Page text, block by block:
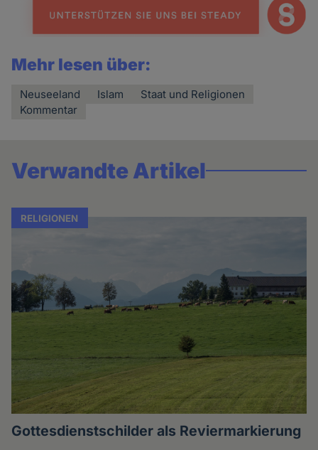
Mehr lesen über:
Neuseeland Islam
Staat und Religionen
Kommentar
Verwandte Artikel
RELIGIONEN
Gottesdienstschilder als Reviermarkierung